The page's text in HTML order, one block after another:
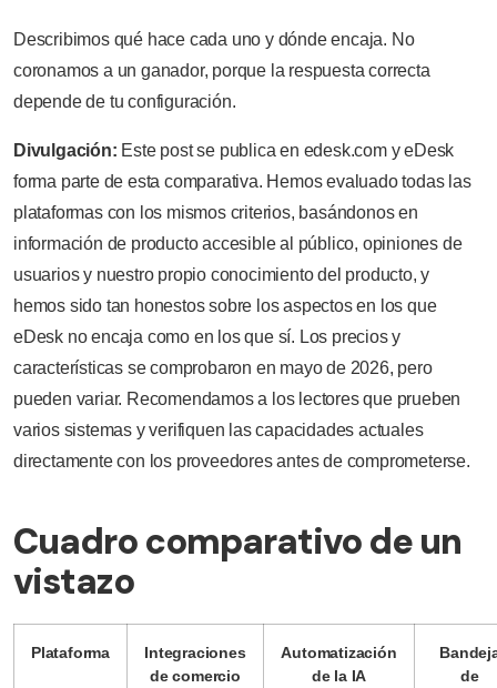
Describimos qué hace cada uno y dónde encaja. No
coronamos a un ganador, porque la respuesta correcta
depende de tu configuración.
Divulgación: Este post se publica en edesk.com y eDesk
forma parte de esta comparativa. Hemos evaluado todas las
plataformas con los mismos criterios, basándonos en
información de producto accesible al público, opiniones de
usuarios y nuestro propio conocimiento del producto, y
hemos sido tan honestos sobre los aspectos en los que
eDesk no encaja como en los que sí. Los precios y
características se comprobaron en mayo de 2026, pero
pueden variar. Recomendamos a los lectores que prueben
varios sistemas y verifiquen las capacidades actuales
directamente con los proveedores antes de comprometerse.
Cuadro comparativo de un
vistazo
Plataforma
Integraciones
de comercio
Automatización
de la IA
de